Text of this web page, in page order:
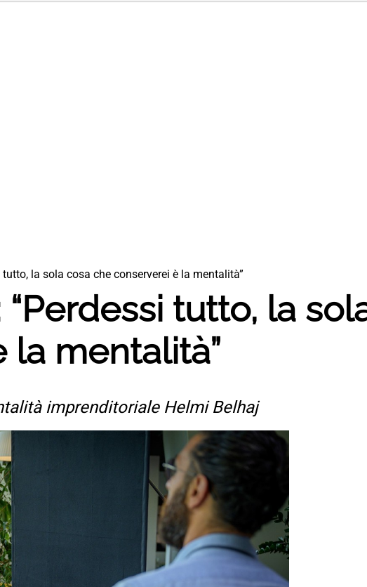
tutto, la sola cosa che conserverei è la mentalità”
tutto, la
la mentalità”
imprenditoriale Helmi Belhaj